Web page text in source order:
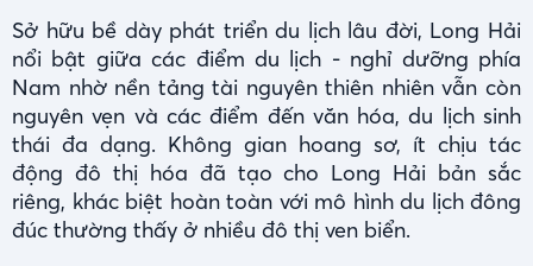
Sở hữu bề dày phát triển du lịch lâu đời, Long Hải
nổi bật giữa các điểm du lịch - nghỉ dưỡng phía
Nam nhờ nền tảng tài nguyên thiên nhiên vẫn còn
nguyên vẹn và các điểm đến văn hóa, du lịch sinh
thái đa dạng. Không gian hoang sơ, ít chịu tác
động đô thị hóa đã tạo cho Long Hải bản sắc
riêng, khác biệt hoàn toàn với mô hình du lịch đông
đúc thường thấy ở nhiều đô thị ven biển.